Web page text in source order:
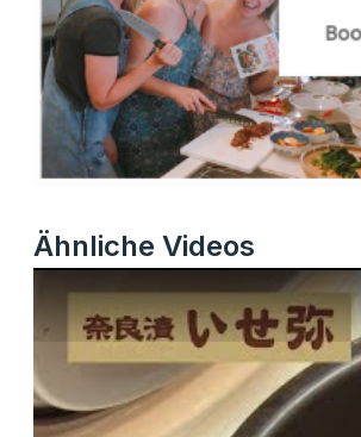
Ähnliche Videos